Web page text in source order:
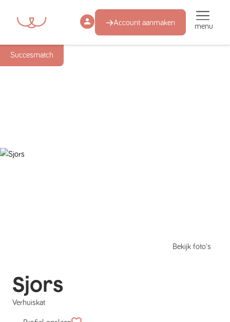
Account aanmaken menu
Succesmatch
Bekijk foto's
Sjors
Verhuiskat